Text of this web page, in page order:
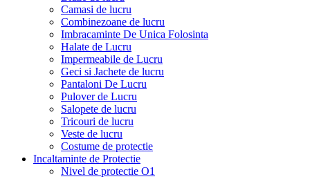
Camasi de lucru
Combinezoane de lucru
Imbracaminte De Unica Folosinta
Halate de Lucru
Impermeabile de Lucru
Geci si Jachete de lucru
Pantaloni De Lucru
Pulover de Lucru
Salopete de lucru
Tricouri de lucru
Veste de lucru
Costume de protectie
Incaltaminte de Protectie
Nivel de protectie O1